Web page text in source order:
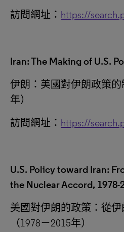
訪問網址： https://
Iran: The Making of U.S.
伊朗：美國對伊朗政策的
年）
訪問網址： https://
U.S. Policy toward Iran:
the Nuclear Accord, 1978-
美國對伊朗的政策：從
（1978－2015‎年）